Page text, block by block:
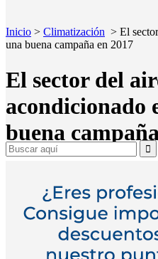
Inicio > Climatización > El
una buena campaña en 2017
El sector del
acondicionado
buena
Search
for: